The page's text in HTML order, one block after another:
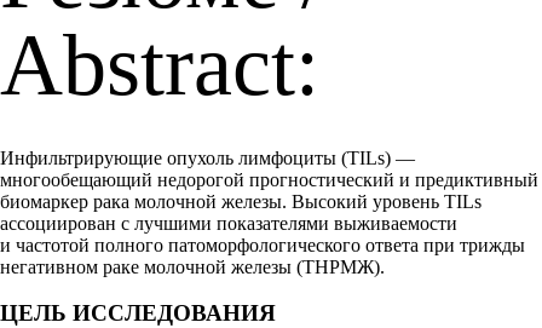
Abstract:
Инфильтрирующие опухоль лимфоциты (TILs) —
многообещающий недорогой прогностический и предиктивный
биомаркер рака молочной железы. Высокий уровень TILs
ассоциирован с лучшими показателями выживаемости
и частотой полного патоморфологического ответа при трижды
негативном раке молочной железы (ТНРМЖ).
ЦЕЛЬ ИССЛЕДОВАНИЯ